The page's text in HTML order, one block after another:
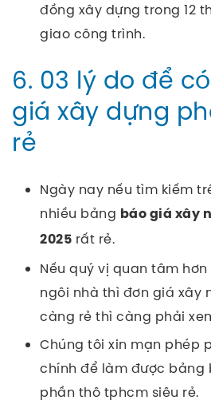
đồng xây dựng trong 12
giao công trình.
6. 03 lý do để
giá xây dựng
rẻ
Ngày nay nếu tìm kiếm
nhiều bảng báo giá xây
2025 rất rẻ.
Nếu quý vị quan tâm
ngôi nhà thì đơn giá xây
càng rẻ thì càng phải
Chúng tôi xin mạn phép
chính để làm được bảng
phần thô tphcm siêu rẻ.